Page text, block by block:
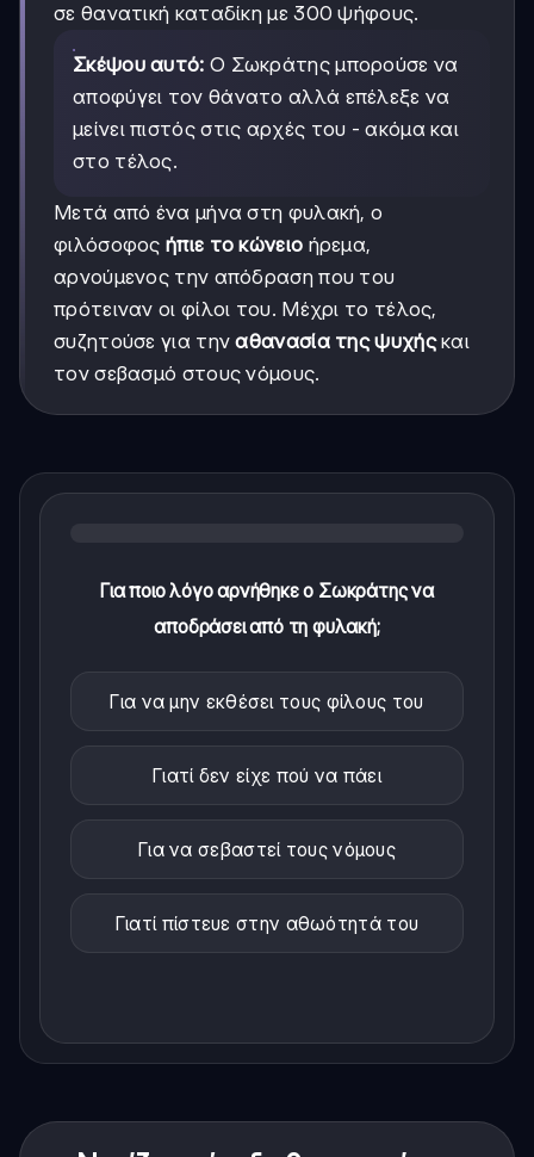
σε θανατική καταδίκη με 300 ψήφους.
Σκέψου αυτό: Ο Σωκράτης μπορούσε να
αποφύγει τον θάνατο αλλά επέλεξε να
μείνει πιστός στις αρχές του - ακόμα και
στο τέλος.
Μετά από ένα μήνα στη φυλακή, ο
φιλόσοφοςήπιε το κώνειο ήρεμα,
αρνούμενος την απόδραση που του
πρότειναν οι φίλοι του. Μέχρι το τέλος,
συζητούσε για τηναθανασία της ψυχήςκαι
τον σεβασμό στους νόμους.
Για ποιο λόγο αρνήθηκε ο Σωκράτης να
αποδράσει από τη φυλακή;
Για να μην εκθέσει τους φίλους του
Γιατί δεν είχε πού να πάει
Για να σεβαστεί τους νόμους
Γιατί πίστευε στην αθωότητά του